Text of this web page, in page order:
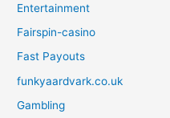
Entertainment
Fairspin-casino
Fast Payouts
funkyaardvark.co.uk
Gambling